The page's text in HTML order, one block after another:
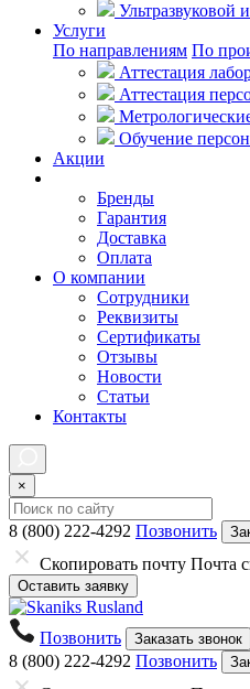
Ультразвуковой
Услуги
По направлениям По
Аттестация
Аттестация
Обучение
Акции
Бренды
Гарантия
Доставка
Оплата
О компании
Сотрудники
Реквизиты
Сертификаты
Отзывы
Новости
Статьи
Контакты
×
8 (800) 222-4292 Позвонить
Скопировать почту Почта
Оставить заявку
Позвонить Заказать звонок
8 (800) 222-4292 Позвонить